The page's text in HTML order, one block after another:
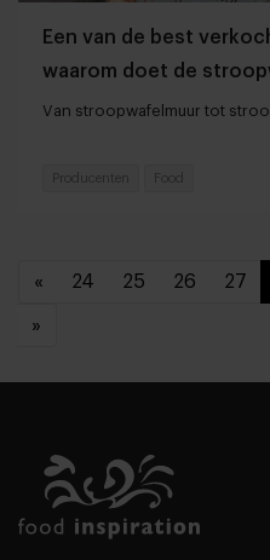
Een van de best
waarom doet de
Van stroopwafelmuur tot
Producenten Food
« 24 25 26 27
»